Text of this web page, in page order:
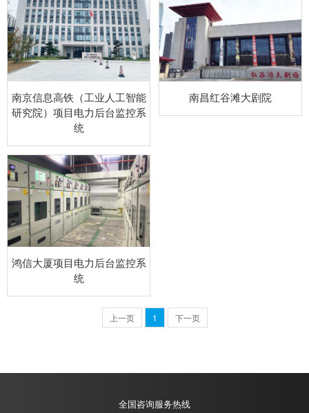
南京信息高铁（工业人工智能
研究院）项目电力后台监控系
统
南昌红谷滩大剧院
鸿信大厦项目电力后台监控系
统
上一页 1 下一页
全国咨询服务热线